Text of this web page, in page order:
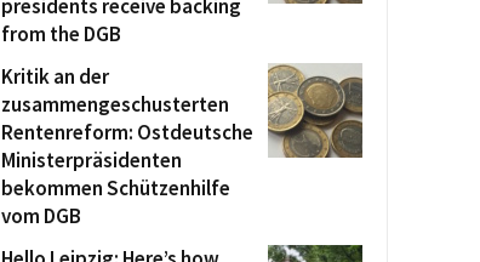
presidents receive backing
from the DGB
Kritik an der
zusammengeschusterten
Rentenreform: Ostdeutsche
Ministerpräsidenten
bekommen Schützenhilfe
vom DGB